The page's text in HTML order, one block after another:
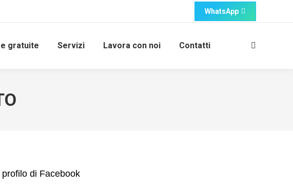
WhatsApp
gratuite Servizi Lavora con noi Contatti Cerca:
di Facebook